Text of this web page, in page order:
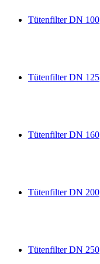
Tütenfilter DN 100
Tütenfilter DN 125
Tütenfilter DN 160
Tütenfilter DN 200
Tütenfilter DN 250